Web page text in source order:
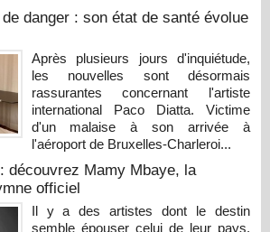
danger : son état de santé évolue
Après plusieurs jours d'inquiétude,
les nouvelles sont désormais
rassurantes concernant l'artiste
international Paco Diatta. Victime
d'un malaise à son arrivée à
l'aéroport de Bruxelles-Charleroi...
découvrez Mamy Mbaye, la
officiel
Il y a des artistes dont le destin
semble épouser celui de leur pays.